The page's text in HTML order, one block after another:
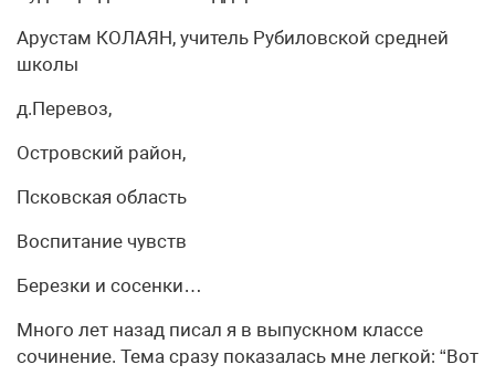
Арустам КОЛАЯН, учитель Рубиловской средней
школы
д.Перевоз,
Островский район,
Псковская область
Воспитание чувств
Березки и сосенки…
Много лет назад писал я в выпускном классе
сочинение. Тема сразу показалась мне легкой: “Вот